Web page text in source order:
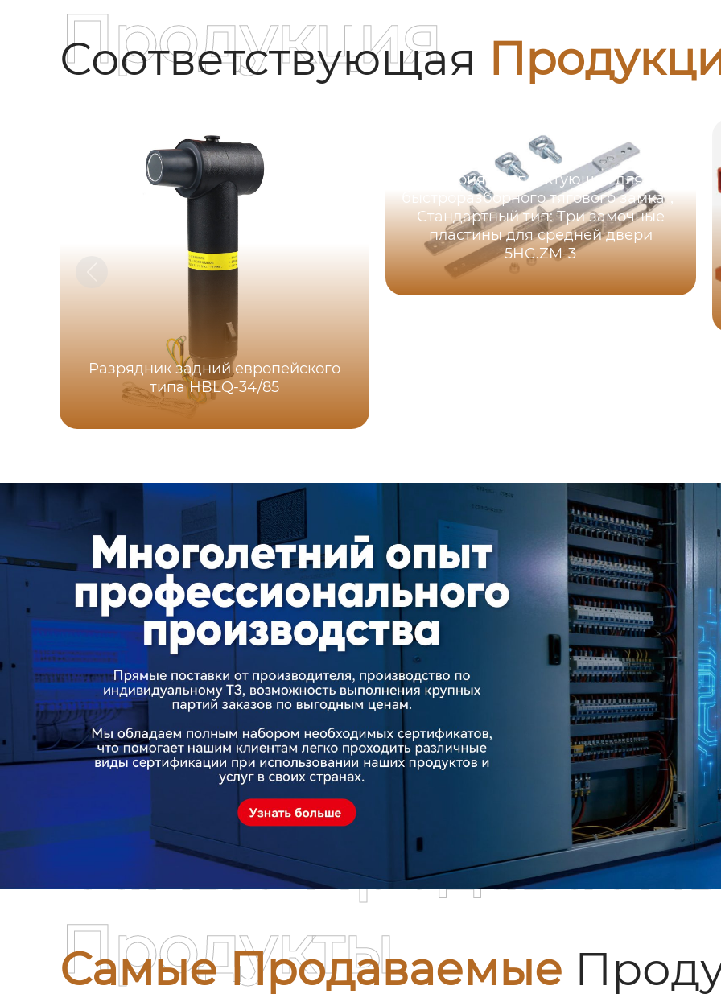
Соответствующая
Продукция
Разрядник задний европейского
типа HBLQ-34/85
Серия комплектующих для
быстроразборного тягового замка，
Стандартный тип: Три замочные
пластины для средней двери
5HG.ZM-3
Самые Продаваемые
Самые
Продукты